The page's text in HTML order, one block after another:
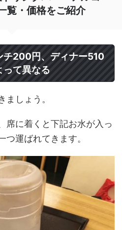
覧・価格をご紹介
チ200円、ディナー510
って異なる
ましょう。
席に着くと下記お水が入っ
つ運ばれてきます。